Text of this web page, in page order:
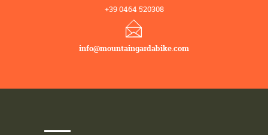
+39 0464 520308
info@mountaingardabike.com